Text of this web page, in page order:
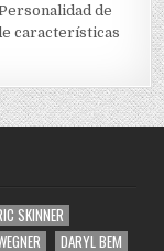
de
características
SKINNER
DARYL BEM